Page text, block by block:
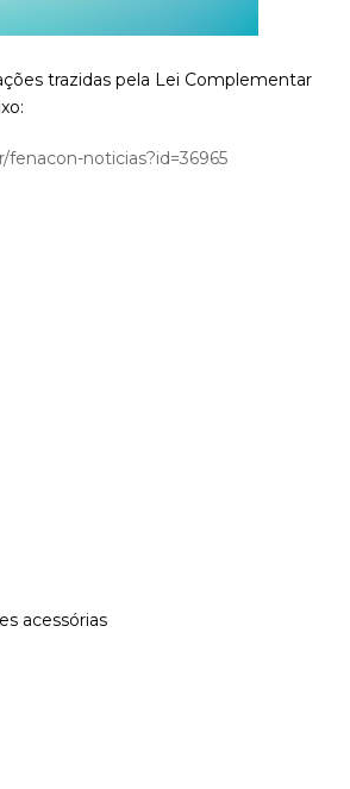
trazidas pela Lei Complementar
noticias?id=36965
acessórias